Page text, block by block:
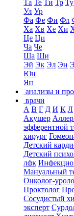
Та Те Ти Тр Ту
Ул Ур
Фа Фе Фи Фл
Ха Хв Хе Хи
Це Ци
Ча Че
Ша Ши
Эй Эк Эл Эн
Юн
Ян
анализы и
врачи
А В Г Д И К Л
Акушер
эфферентной
хирург
Детский
Детский
лфк
Мануальный
Онколог-
Проктолог
Сосудистый
эксперт